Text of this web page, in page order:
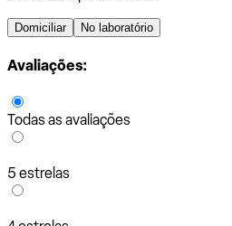
Domiciliar No laboratório
Avaliações:
Todas as avaliações
5 estrelas